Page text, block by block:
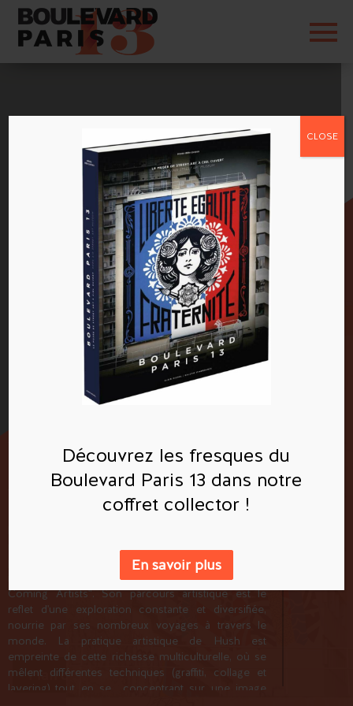
Untitled
Hush est un artiste britannique, né à Newcastle et
prestigieux journal anglais The Independent qui l'a
inclus dans son classement des "Top 20 Up and
Coming Artists". Son parcours artistique est le
reflet d'une exploration constante et diversifiée,
nourrie par ses nombreux voyages à travers le
monde. La pratique artistique de Hush est
empreinte de cette richesse multiculturelle, où se
mêlent différentes techniques (graffiti, collage et
layering) tout en se concentrant sur une image
Plan des fresques
Découvrez les fresques du
Boulevard Paris 13 dans notre
coffret collector !
En savoir plus
CLOSE